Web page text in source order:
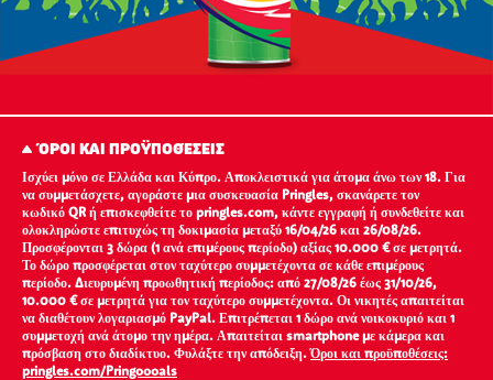
ΌΡΟΙ ΚΑΙ ΠΡΟΫΠΟΘΈΣΕΙΣ
Ισχύει μόνο σε Ελλάδα και Κύπρο. Αποκλειστικά για άτομα άνω των 18. Για
να συμμετάσχετε, αγοράστε μια συσκευασία Pringles, σκανάρετε τον
κωδικό QR ή επισκεφθείτε το pringles.com, κάντε εγγραφή ή συνδεθείτε και
ολοκληρώστε επιτυχώς τη δοκιμασία μεταξύ 16/04/26 και 26/08/26.
Προσφέρονται 3 δώρα (1 ανά επιμέρους περίοδο) αξίας 10.000 € σε μετρητά.
Το δώρο προσφέρεται στον ταχύτερο συμμετέχοντα σε κάθε επιμέρους
περίοδο. Διευρυμένη προωθητική περίοδος: από 27/08/26 έως 31/10/26,
10.000 € σε μετρητά για τον ταχύτερο συμμετέχοντα. Οι νικητές απαιτείται
να διαθέτουν λογαριασμό PayPal. Επιτρέπεται 1 δώρο ανά νοικοκυριό και 1
συμμετοχή ανά άτομο την ημέρα. Απαιτείται smartphone με κάμερα και
πρόσβαση στο διαδίκτυο. Φυλάξτε την απόδειξη.Όροι και προϋποθέσεις:
pringles.com/Pringoooals